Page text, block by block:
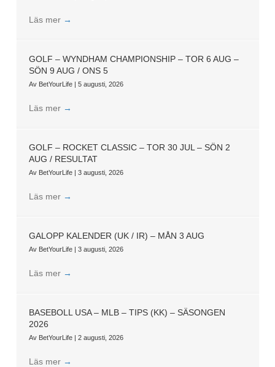
Läs mer →
GOLF – WYNDHAM CHAMPIONSHIP – TOR 6 AUG –
SÖN 9 AUG / ONS 5
Av BetYourLife | 5 augusti, 2026
Läs mer →
GOLF – ROCKET CLASSIC – TOR 30 JUL – SÖN 2
AUG / RESULTAT
Av BetYourLife | 3 augusti, 2026
Läs mer →
GALOPP KALENDER (UK / IR) – MÅN 3 AUG
Av BetYourLife | 3 augusti, 2026
Läs mer →
BASEBOLL USA – MLB – TIPS (KK) – SÄSONGEN
2026
Av BetYourLife | 2 augusti, 2026
Läs mer →